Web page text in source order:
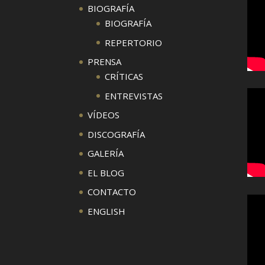
BIOGRAFÍA
BIOGRAFÍA
REPERTORIO
PRENSA
CRÍTICAS
ENTREVISTAS
VÍDEOS
DISCOGRAFÍA
GALERÍA
EL BLOG
CONTACTO
ENGLISH